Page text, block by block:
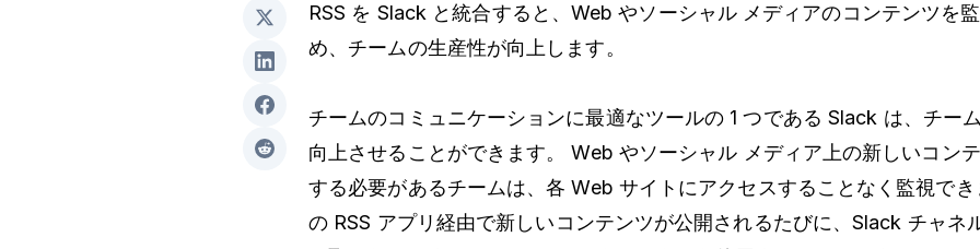
RSS を Slack と統合すると、Web やソーシャル メディアのコンテンツを
め、チームの生産性が向上します。
チームのコミュニケーションに最適なツールの 1 つである Slack は、チー
向上させることができます。 Web やソーシャル メディア上の新しいコン
する必要があるチームは、各 Web サイトにアクセスすることなく監視で
の RSS アプリ経由で新しいコンテンツが公開されるたびに、Slack チャネ